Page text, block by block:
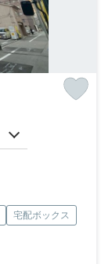
宅配ボックス